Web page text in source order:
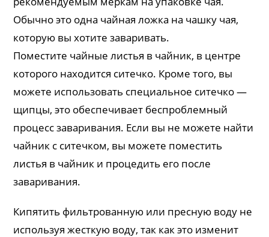
Обычно это одна чайная ложка на чашку чая,
которую вы хотите заваривать.
Поместите чайные листья в чайник, в центре
которого находится ситечко. Кроме того, вы
можете использовать специальное ситечко —
щипцы, это обеспечивает беспроблемный
процесс заваривания. Если вы не можете найти
чайник с ситечком, вы можете поместить
листья в чайник и процедить его после
заваривания.
Кипятить фильтрованную или пресную воду не
используя жесткую воду, так как это изменит